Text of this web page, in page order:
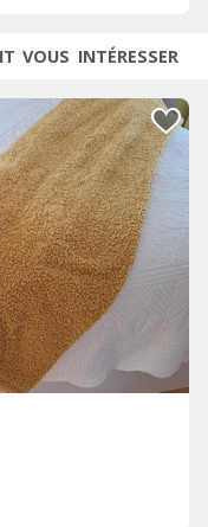
VOUS INTÉRESSER